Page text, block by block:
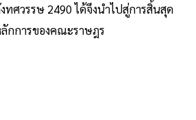
ศวรรษ 2490 ได้จึงนำไปสู่การสิ้นสุด
กการของคณะราษฎร